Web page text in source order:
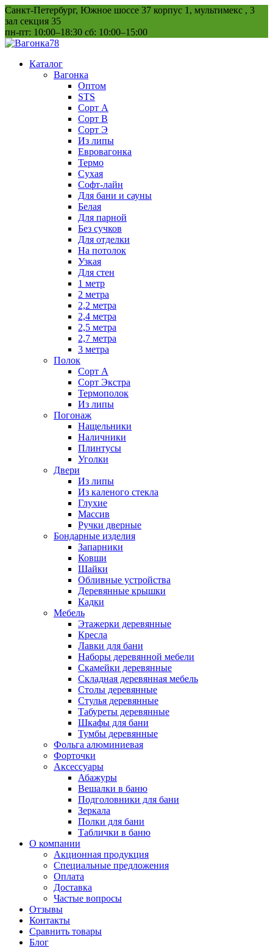
Перейти
к
содержанию
Санкт-Петербург, Южное шоссе 37 корпус 1, мультимекс , 3
зал секция 35
пн-пт: 10:00–18:30 сб: 10:00–15:00
Каталог
Вагонка
Оптом
STS
Сорт А
Сорт В
Сорт Э
Из липы
Евровагонка
Термо
Сухая
Софт-лайн
Для бани и сауны
Белая
Для парной
Без сучков
Для отделки
На потолок
Узкая
Для стен
1 метр
2 метра
2,2 метра
2,4 метра
2,5 метра
2,7 метра
3 метра
Полок
Сорт А
Сорт Экстра
Термополок
Из липы
Погонаж
Нащельники
Наличники
Плинтусы
Уголки
Двери
Из липы
Из каленого стекла
Глухие
Массив
Ручки дверные
Бондарные изделия
Запарники
Ковши
Шайки
Обливные устройства
Деревянные крышки
Кадки
Мебель
Этажерки деревянные
Кресла
Лавки для бани
Наборы деревянной мебели
Скамейки деревянные
Складная деревянная мебель
Столы деревянные
Стулья деревянные
Табуреты деревянные
Шкафы для бани
Тумбы деревянные
Фольга алюминиевая
Форточки
Аксессуары
Абажуры
Вешалки в баню
Подголовники для бани
Зеркала
Полки для бани
Таблички в баню
О компании
Акционная продукция
Специальные предложения
Оплата
Доставка
Частые вопросы
Отзывы
Контакты
Сравнить товары
Блог